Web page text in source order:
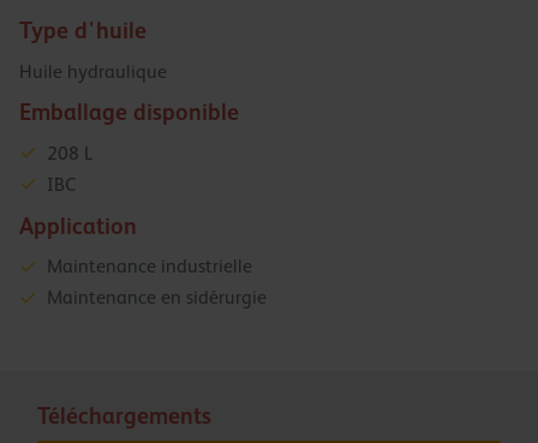
Type d'huile
Huile hydraulique
Emballage disponible
208 L
IBC
Application
Maintenance industrielle
Maintenance en sidérurgie
Téléchargements